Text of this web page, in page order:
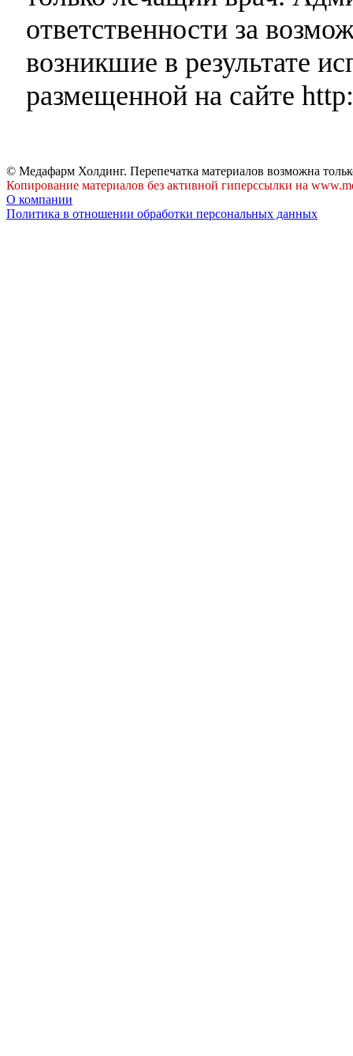
ответственности за
возникшие в результате
размещенной на сайте
© Медафарм Холдинг. Перепечатка материалов возможна
Копирование материалов без активной гиперссылки на
О компании
Политика в отношении обработки персональных данных